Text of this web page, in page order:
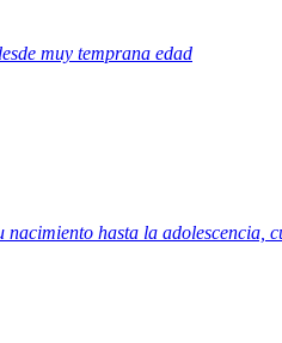
muy temprana edad
nacimiento hasta la adolescencia,